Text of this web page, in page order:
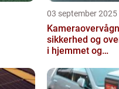
03 september 2025
sikkerhed og
i hjemmet og